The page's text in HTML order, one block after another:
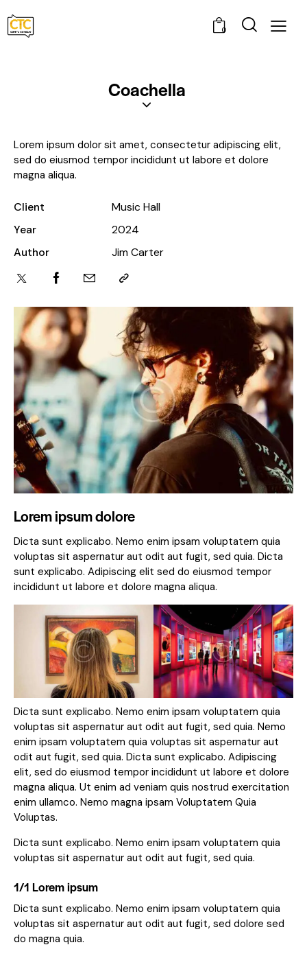
0
Coachella
Lorem ipsum dolore
Dicta sunt explicabo. Nemo enim ipsam voluptatem quia
voluptas sit aspernatur aut odit aut fugit, sed quia. Dicta
sunt explicabo. Adipiscing elit sed do eiusmod tempor
incididunt ut labore et dolore magna aliqua.
Dicta sunt explicabo. Nemo enim ipsam voluptatem quia
voluptas sit aspernatur aut odit aut fugit, sed quia. Nemo
enim ipsam voluptatem quia voluptas sit aspernatur aut
odit aut fugit, sed quia. Dicta sunt explicabo. Adipiscing
elit, sed do eiusmod tempor incididunt ut labore et dolore
magna aliqua. Ut enim ad veniam quis nostrud exercitation
enim ullamco. Nemo magna ipsam Voluptatem Quia
Voluptas.
Dicta sunt explicabo. Nemo enim ipsam voluptatem quia
voluptas sit aspernatur aut odit aut fugit, sed quia.
1/1 Lorem ipsum
Dicta sunt explicabo. Nemo enim ipsam voluptatem quia
voluptas sit aspernatur aut odit aut fugit, sed dolore sed
do magna quia.
Lorem ipsum dolor sit amet, consectetur adipiscing elit,
sed do eiusmod tempor incididunt ut labore et dolore
magna aliqua.
Client
Music Hall
Year
2024
Author
Jim Carter